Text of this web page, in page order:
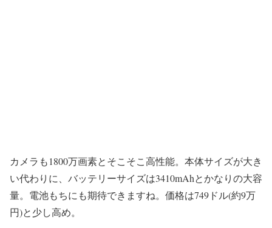
カメラも1800万画素とそこそこ高性能。 本体サイズが大き
い代わりに、バッテリーサイズは3410mAhとかなりの大容
量。電池もちにも期待できますね。価格は749ドル(約9万
円)と少し高め。